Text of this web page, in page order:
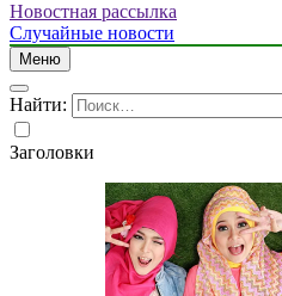
Новостная рассылка
Случайные новости
Меню
Найти:
Заголовки